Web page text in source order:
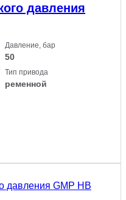
давления
Давление, бар
50
Тип привода
ременной